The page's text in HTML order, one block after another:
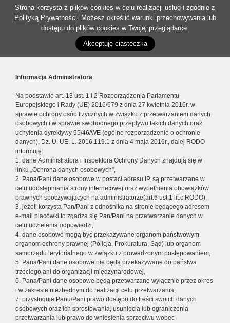
Strona korzysta z plików cookies w celu realizacji usług i zgodnie z
Polityką Prywatności. Możesz określić warunki przechowywania lub
dostępu do plików cookies w Twojej przeglądarce.
Akceptuję ciasteczka
Informacja Administratora
Na podstawie art. 13 ust. 1 i 2 Rozporządzenia Parlamentu
Europejskiego i Rady (UE) 2016/679 z dnia 27 kwietnia 2016r. w
sprawie ochrony osób fizycznych w związku z przetwarzaniem danych
osobowych i w sprawie swobodnego przepływu takich danych oraz
uchylenia dyrektywy 95/46/WE (ogólne rozporządzenie o ochronie
danych), Dz. U. UE. L. 2016.119.1 z dnia 4 maja 2016r., dalej RODO
informuję:
1. dane Administratora i Inspektora Ochrony Danych znajdują się w
linku „Ochrona danych osobowych”,
2. Pana/Pani dane osobowe w postaci adresu IP, są przetwarzane w
celu udostępniania strony internetowej oraz wypełnienia obowiązków
prawnych spoczywających na administratorze(art.6 ust.1 lit.c RODO),
3. jeżeli korzysta Pan/Pani z odnośnika na stronie będącego adresem
e-mail placówki to zgadza się Pan/Pani na przetwarzanie danych w
celu udzielenia odpowiedzi,
4. dane osobowe mogą być przekazywane organom państwowym,
organom ochrony prawnej (Policja, Prokuratura, Sąd) lub organom
samorządu terytorialnego w związku z prowadzonym postępowaniem,
5. Pana/Pani dane osobowe nie będą przekazywane do państwa
trzeciego ani do organizacji międzynarodowej,
6. Pana/Pani dane osobowe będą przetwarzane wyłącznie przez okres
i w zakresie niezbędnym do realizacji celu przetwarzania,
7. przysługuje Panu/Pani prawo dostępu do treści swoich danych
osobowych oraz ich sprostowania, usunięcia lub ograniczenia
przetwarzania lub prawo do wniesienia sprzeciwu wobec